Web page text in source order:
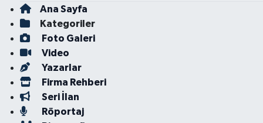
Ana Sayfa
Kategoriler
Foto Galeri
Video
Yazarlar
Firma Rehberi
Seri İlan
Röportaj